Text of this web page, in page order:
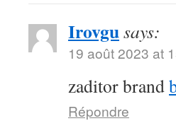
Irovgusays:
19 août 2023 at
zaditor brand
Répondre